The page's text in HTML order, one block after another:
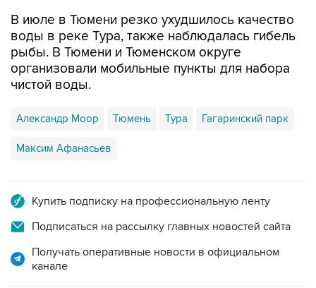
В июле в Тюмени резко ухудшилось качество
воды в реке Тура, также наблюдалась гибель
рыбы. В Тюмени и Тюменском округе
организовали мобильные пункты для набора
чистой воды.
Александр Моор Тюмень Тура Гагаринский парк
Максим Афанасьев
Купить подписку на профессиональную ленту
Подписаться на рассылку главных новостей сайта
Получать оперативные новости в официальном
канале